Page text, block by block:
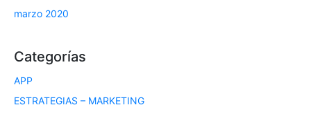
marzo 2020
Categorías
APP
ESTRATEGIAS – MARKETING